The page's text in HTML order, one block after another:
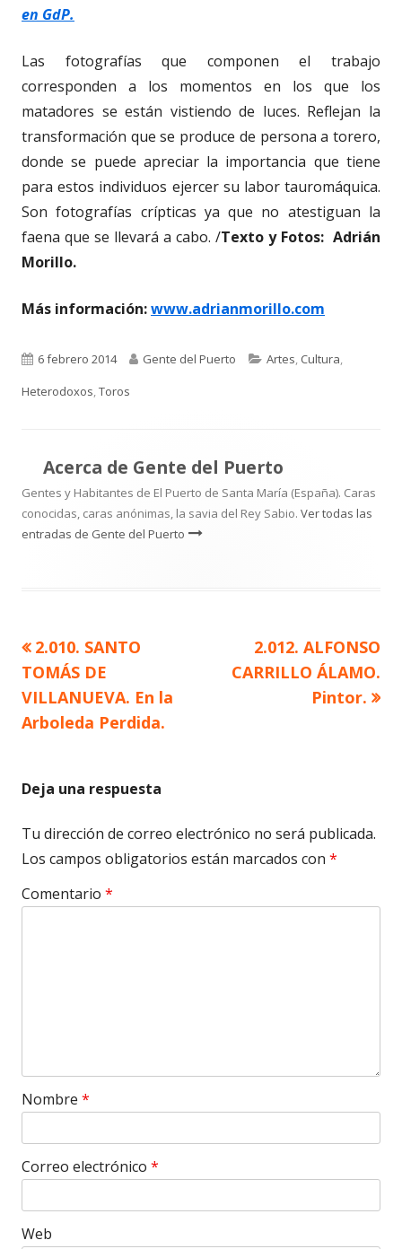
en GdP.
Las fotografías que componen el trabajo
corresponden a los momentos en los que los
matadores se están vistiendo de luces. Reflejan la
transformación que se produce de persona a torero,
donde se puede apreciar la importancia que tiene
para estos individuos ejercer su labor tauromáquica.
Son fotografías crípticas ya que no atestiguan la
faena que se llevará a cabo. /Texto y Fotos: Adrián
Morillo.
Más información:www.adrianmorillo.com
Publicado
el
6 febrero 2014 Autor
Gente del Puerto Categorías
Artes, Cultura,
Heterodoxos,Toros
Acerca de Gente del Puerto
Gentes y Habitantes de El Puerto de Santa María (España). Caras
conocidas, caras anónimas, la savia del Rey Sabio. Ver todas las
entradas de Gente del Puerto
Navegación
de
entradas
Artículo
anterior
2.010. SANTO
TOMÁS DE
VILLANUEVA. En la
Arboleda Perdida.
Artículo
siguiente
2.012. ALFONSO
CARRILLO ÁLAMO.
Pintor.
Deja una respuesta
Tu dirección de correo electrónico no será publicada.
Los campos obligatorios están marcados con *
Comentario *
Nombre *
Correo electrónico *
Web